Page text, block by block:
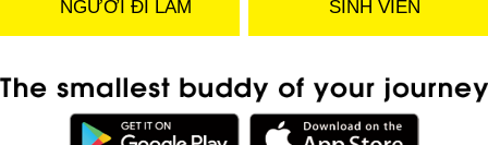
NGƯỜI ĐI LÀM SINH VIÊN